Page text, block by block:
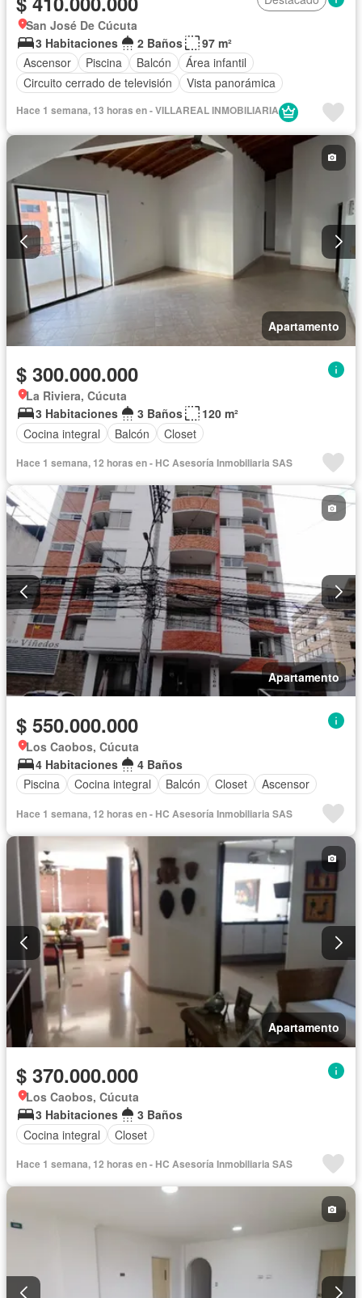
San José De Cúcuta
3 Habitaciones
2 Baños
97 m²
Ascensor
Piscina Balcón
Área infantil
Circuito cerrado de televisión
Vista panorámica
Hace 1 semana, 13 horas en - VILLAREAL INMOBILIARIA
Apartamento
$ 300.000.000
La Riviera, Cúcuta
3 Habitaciones
3 Baños
120 m²
Cocina integral
Balcón Closet
Hace 1 semana, 12 horas en - HC Asesoría Inmobiliaria SAS
Apartamento
$ 550.000.000
Los Caobos, Cúcuta
4 Habitaciones
4 Baños
Piscina
Cocina integral Balcón Closet Ascensor
Hace 1 semana, 12 horas en - HC Asesoría Inmobiliaria SAS
Apartamento
$ 370.000.000
Los Caobos, Cúcuta
3 Habitaciones
3 Baños
Cocina integral
Closet
Hace 1 semana, 12 horas en - HC Asesoría Inmobiliaria SAS